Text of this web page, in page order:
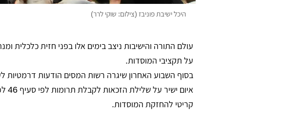
היכל ישיבת פוניבז (צילום: שוקי לרר)
עולם התורה והישיבות ניצב בימים אלו בפני חזית
על תקציבי המוסדות.
בסוף השבוע האחרון שיגרה רשות המסים הודעות דרמטיות
קריטי להחזקת המוסדות.